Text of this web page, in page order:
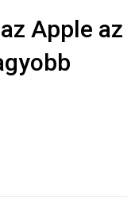
Apple az